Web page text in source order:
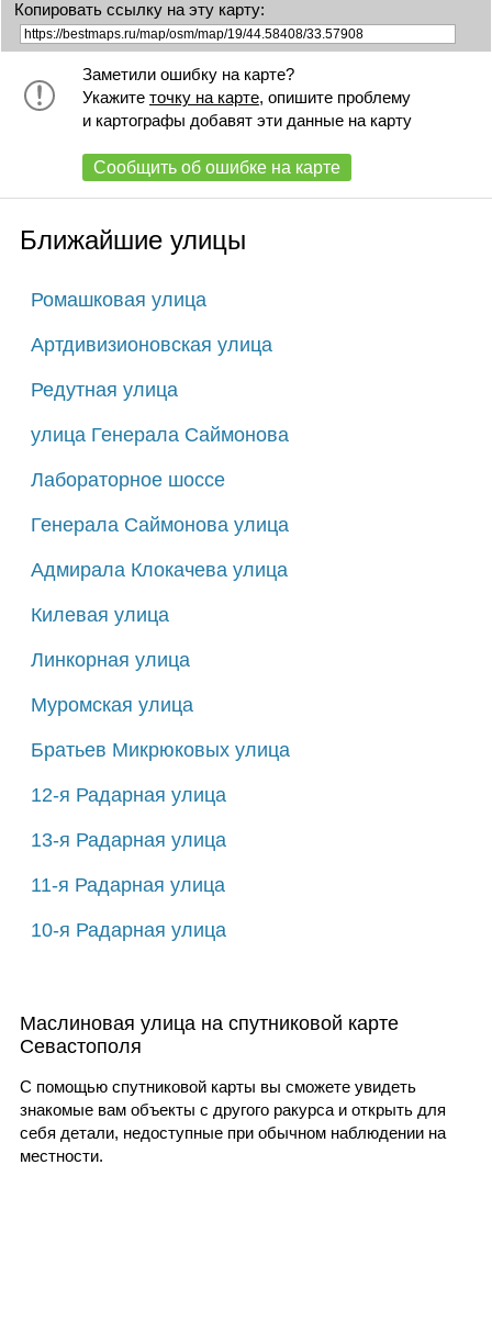
Копировать ссылку на эту карту:
Заметили ошибку на карте?
Укажите точку на карте, опишите проблему
и картографы добавят эти данные на карту
Сообщить об ошибке на карте
Ближайшие улицы
Ромашковая улица
Артдивизионовская улица
Редутная улица
улица Генерала Саймонова
Лабораторное шоссе
Генерала Саймонова улица
Адмирала Клокачева улица
Килевая улица
Линкорная улица
Муромская улица
Братьев Микрюковых улица
12-я Радарная улица
13-я Радарная улица
11-я Радарная улица
10-я Радарная улица
Маслиновая улица на спутниковой карте
Севастополя
С помощью спутниковой карты вы сможете увидеть
знакомые вам объекты с другого ракурса и открыть для
себя детали, недоступные при обычном наблюдении на
местности.